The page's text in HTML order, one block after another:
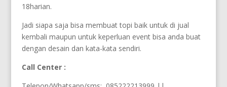
18harian.
Jadi siapa saja bisa membuat topi baik untuk di jual
kembali maupun untuk keperluan event bisa anda buat
dengan desain dan kata-kata sendiri.
Call Center :